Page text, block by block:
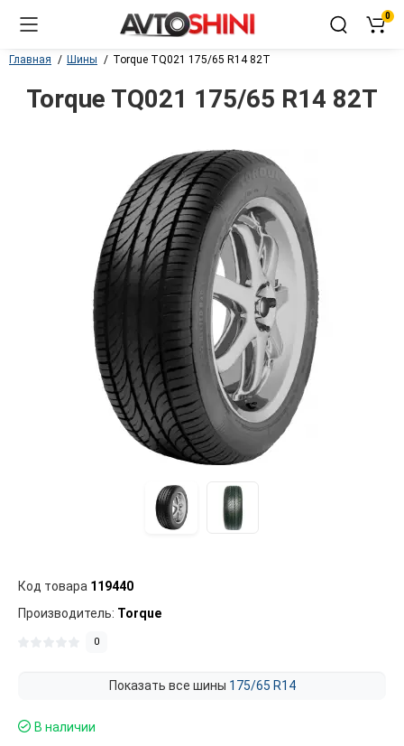
0
Главная Шины Torque TQ021 175/65 R14 82T
Torque TQ021 175/65 R14 82T
Код товара 119440
Производитель: Torque
0
Показать все шины 175/65 R14
В наличии